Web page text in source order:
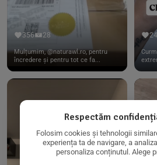
356 28
Mulțumim, @naturawl.ro, pentru
încredere și pentru tot ce fa...
Respectăm
Folosim cookies și tehnologii
experiența ta de navigare, a
personaliza conținutul. Alege